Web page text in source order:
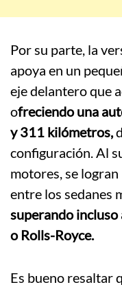
Por su parte, la
apoya en un
eje delantero que
ofreciendo una
y 311 kilómetros,
configuración. Al
motores, se
entre los sedanes
superando incluso
o Rolls-Royce.
Es bueno resaltar